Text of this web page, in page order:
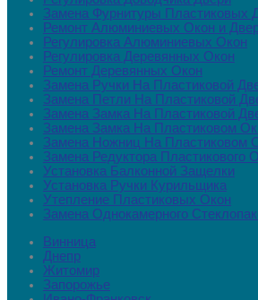
Замена Фурнитуры Пластиковых
Ремонт Алюминиевых Окон и
Регулировка Алюминиевых Окон
Регулировка Деревянных Окон
Ремонт Деревянных Окон
Замена Ручки На Пластиковой
Замена Петли На Пластиковой
Замена Замка На Пластиковой
Замена Замка На Пластиковом
Замена Ножниц На Пластиковом
Замена Редуктора Пластикового
Установка Балконной Защелки
Установка Ручки Курильщика
Утепление Пластиковых Окон
Замена Однокамерного
Винница
Днепр
Житомир
Запорожье